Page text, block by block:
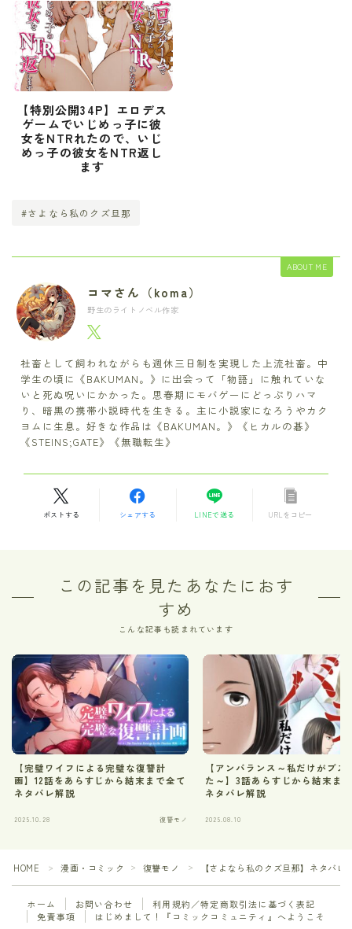
【特別公開34P】エロデス
ゲームでいじめっ子に彼
女をNTRれたので、いじ
めっ子の彼女をNTR返し
ます
#さよなら私のクズ旦那
ABOUT ME
コマさん（koma）
野生のライトノベル作家
社畜として飼われながらも週休三日制を実現した上流社畜。中
学生の頃に《BAKUMAN。》に出会って「物語」に触れていな
いと死ぬ呪いにかかった。思春期にモバゲーにどっぷりハマ
り、暗黒の携帯小説時代を生きる。主に小説家になろうやカク
ヨムに生息。好きな作品は《BAKUMAN。》《ヒカルの碁》
《STEINS;GATE》《無職転生》
ポストする シェアする LINEで送る URLをコピー
この記事を見たあなたにおす
すめ
こんな記事も読まれています
【完璧ワイフによる完璧な復讐計
画】12話をあらすじから結末まで全て
ネタバレ解説
2025.10.28 復讐モノ
【アンバランス～私だけがブス
た～】3話あらすじから結末ま
ネタバレ解説
2025.08.10
HOME ＞ 漫画・コミック ＞ 復讐モノ ＞ 【さよなら私のクズ旦那】ネタバ
ホーム お問い合わせ
利用規約／特定商取引法に基づく表記
免責事項
はじめまして！『コミックコミュニティ』へようこそ